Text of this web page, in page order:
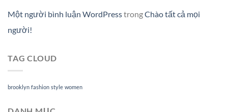
Một người bình luận WordPresstrongChào tất cả mọi
người!
TAG CLOUD
brooklyn fashion style women